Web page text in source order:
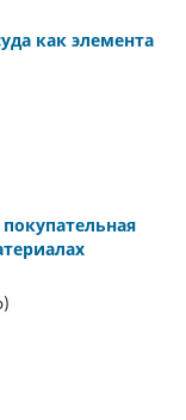
как элемента